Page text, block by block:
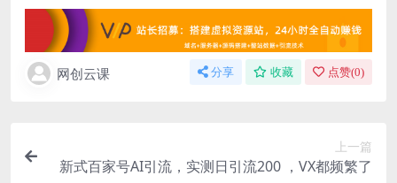
网创云课 分享 收藏 点赞(0)
上一篇
新式百家号AI引流，实测日引流200 ，VX都频繁了